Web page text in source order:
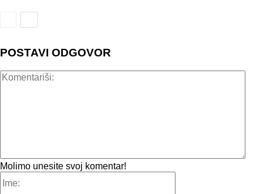
POSTAVI ODGOVOR
Molimo unesite svoj komentar!